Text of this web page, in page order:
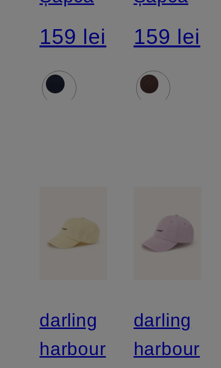
159 lei 159 lei
darling
harbour
darling
harbour